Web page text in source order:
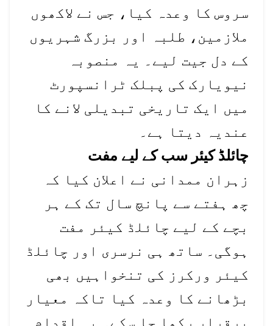
سروس کا وعدہ کیا، جس نے لاکھوں
ملازمین، طلبہ اور بزرگ شہریوں
کے دل جیت لیے۔ یہ منصوبہ
نیویارک کی پبلک ٹرانسپورٹ
میں ایک تاریخی تبدیلی لانے کا
عندیہ دیتا ہے۔
چائلڈ کیئر سب کے لیے مفت
زہران ممدانی نے اعلان کیا کہ
چھ ہفتے سے پانچ سال تک کے ہر
بچے کے لیے چائلڈ کیئر مفت
ہوگی۔ ساتھ ہی نرسری اور چائلڈ
کیئر ورکرز کی تنخواہیں بھی
بڑھانے کا وعدہ کیا تاکہ معیار
برقرار رکھا جا سکے۔ یہ اقدام